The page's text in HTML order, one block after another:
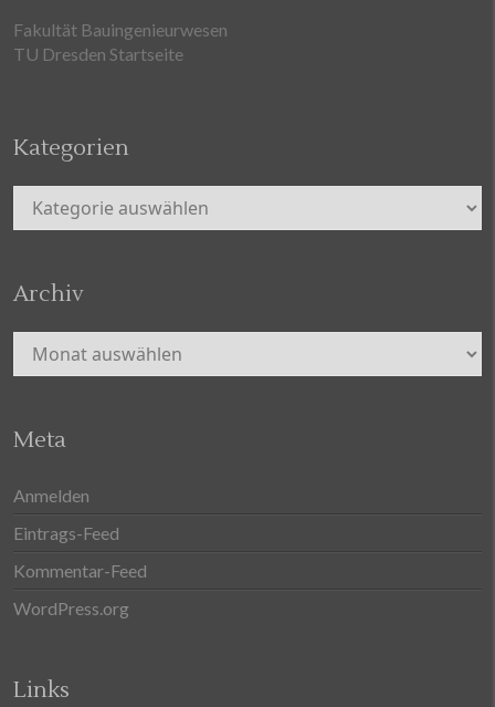
Fakultät Bauingenieurwesen
TU Dresden Startseite
Kategorien
Kategorien
Archiv
Archiv
Meta
Anmelden
Eintrags-Feed
Kommentar-Feed
WordPress.org
Links